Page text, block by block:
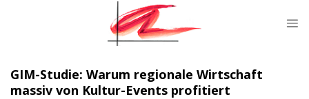
GIM-Studie: Warum regionale Wirtschaft
massiv von Kultur-Events profitiert